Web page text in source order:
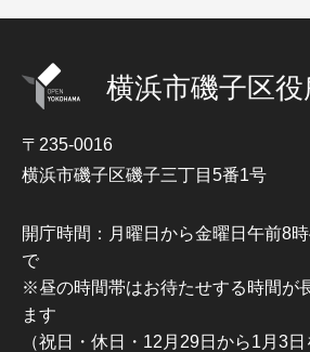
横浜市磯子区役
〒235-0016
横浜市磯子区磯子三丁目5番1号
開庁時間：月曜日から金曜日午前8
で
※昼の時間帯はお待たせする時間が
ます
（祝日・休日・12月29日から1月3日